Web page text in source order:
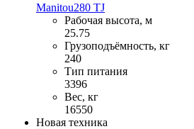
Manitou280 TJ
Рабочая высота, м
25.75
Грузоподъёмность, кг
240
Тип питания
3396
Вес, кг
16550
Новая техника